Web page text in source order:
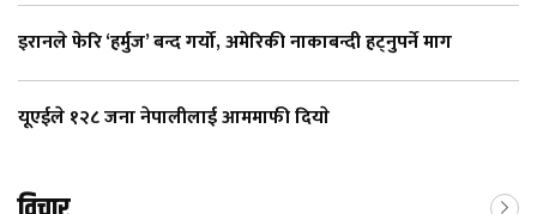
इरानले फेरि ‘हर्मुज’ बन्द गर्यो, अमेरिकी नाकाबन्दी हट्नुपर्ने माग
यूएईले १२८ जना नेपालीलाई आममाफी दियाे